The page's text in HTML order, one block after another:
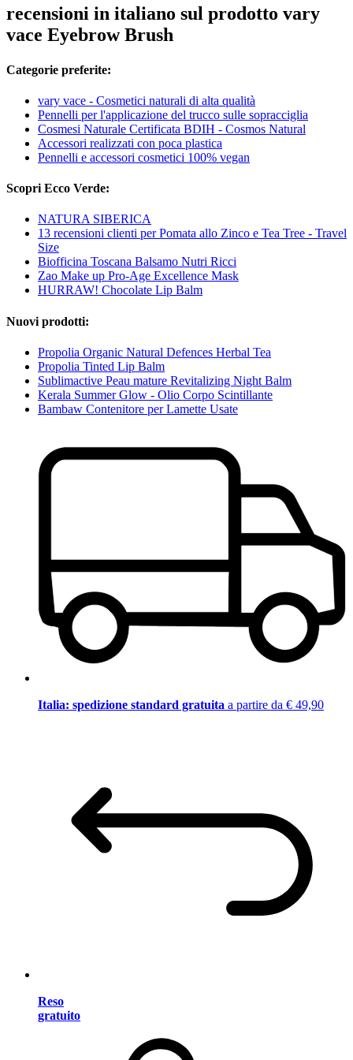
recensioni in italiano sul prodotto vary
vace Eyebrow Brush
Categorie preferite:
vary vace - Cosmetici naturali di alta qualità
Pennelli per l'applicazione del trucco sulle sopracciglia
Cosmesi Naturale Certificata BDIH - Cosmos Natural
Accessori realizzati con poca plastica
Pennelli e accessori cosmetici 100% vegan
Scopri Ecco Verde:
NATURA SIBERICA
13 recensioni clienti per Pomata allo Zinco e Tea Tree - Travel
Size
Biofficina Toscana Balsamo Nutri Ricci
Zao Make up Pro-Age Excellence Mask
HURRAW! Chocolate Lip Balm
Nuovi prodotti:
Propolia Organic Natural Defences Herbal Tea
Propolia Tinted Lip Balm
Sublimactive Peau mature Revitalizing Night Balm
Kerala Summer Glow - Olio Corpo Scintillante
Bambaw Contenitore per Lamette Usate
Italia: spedizione standard gratuita a partire da € 49,90
Reso
gratuito